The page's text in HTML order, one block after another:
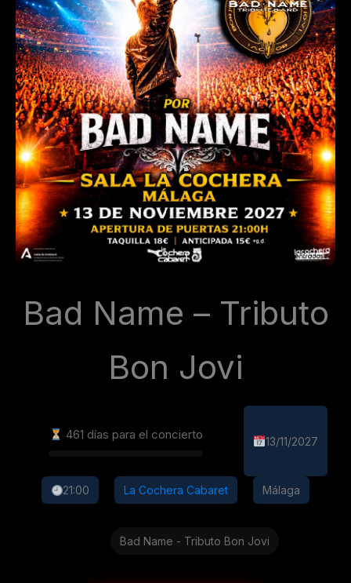
Bad Name – Tributo
Bon Jovi
461 días para el concierto 13/11/2027
21:00 La Cochera Cabaret Málaga
Bad Name - Tributo Bon Jovi